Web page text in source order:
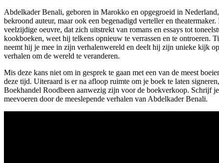
Abdelkader Benali, geboren in Marokko en opgegroeid in
bekroond auteur, maar ook een begenadigd verteller en
veelzijdige oeuvre, dat zich uitstrekt van romans en essays tot
kookboeken, weet hij telkens opnieuw te verrassen en te ontroeren.
neemt hij je mee in zijn verhalenwereld en deelt hij zijn unieke kijk
verhalen om de wereld te veranderen.
Mis deze kans niet om in gesprek te gaan met een van de meest
deze tijd. Uiteraard is er na afloop ruimte om je boek te laten
Boekhandel Roodbeen aanwezig zijn voor de boekverkoop. Schrijf
meevoeren door de meeslepende verhalen van Abdelkader Benali.